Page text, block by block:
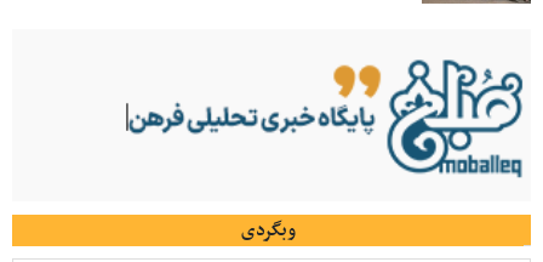
وبگردی